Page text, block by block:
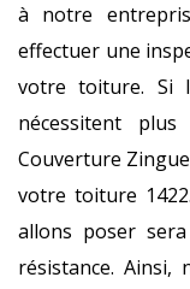
à notre
effectuer une
votre toiture. Si
nécessitent
Couverture
votre toiture
allons poser
résistance. Ainsi,